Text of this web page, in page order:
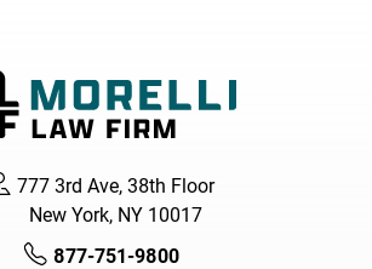
777 3rd Ave, 38th Floor
New York, NY 10017
877-751-9800